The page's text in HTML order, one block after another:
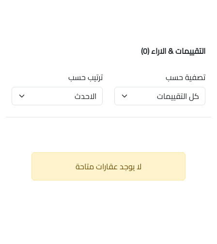
التقييمات & الاراء(0)
تصفية حسب
ترتيب حسب
لا يوجد عقارات متاحة